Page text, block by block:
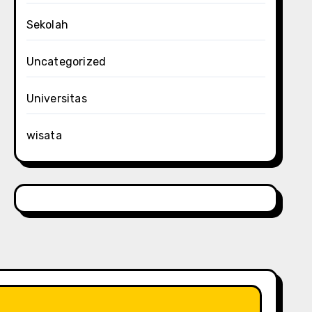
Sekolah
Uncategorized
Universitas
wisata